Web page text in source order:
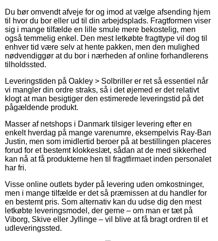
Du bør omvendt afveje for og imod at vælge afsending hjem
til hvor du bor eller ud til din arbejdsplads. Fragtformen viser
sig i mange tilfælde en lille smule mere bekostelig, men
også temmelig enkel. Den mest letkøbte fragttype vil dog til
enhver tid være selv at hente pakken, men den mulighed
nødvendiggør at du bor i nærheden af online forhandlerens
tilholdssted.
Leveringstiden på Oakley > Solbriller er ret så essentiel når
vi mangler din ordre straks, så i det øjemed er det relativt
klogt at man besigtiger den estimerede leveringstid på det
pågældende produkt.
Masser af netshops i Danmark tilsiger levering efter en
enkelt hverdag på mange varenumre, eksempelvis Ray-Ban
Justin, men som imidlertid beroer på at bestillingen placeres
forud for et bestemt klokkeslæt, sådan at de med sikkerhed
kan nå at få produkterne hen til fragtfirmaet inden personalet
har fri.
Visse online outlets byder på levering uden omkostninger,
men i mange tilfælde er det så præmissen at du handler for
en bestemt pris. Som alternativ kan du udse dig den mest
letkøbte leveringsmodel, der gerne – om man er tæt på
Viborg, Skive eller Jyllinge – vil blive at få bragt ordren til et
udleveringssted.